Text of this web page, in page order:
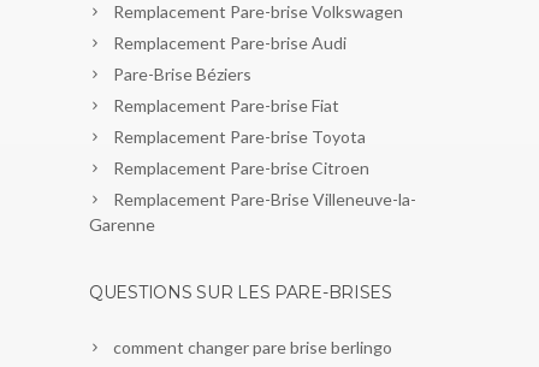
Remplacement Pare-brise Volkswagen
Remplacement Pare-brise Audi
Pare-Brise Béziers
Remplacement Pare-brise Fiat
Remplacement Pare-brise Toyota
Remplacement Pare-brise Citroen
Remplacement Pare-Brise Villeneuve-la-
Garenne
QUESTIONS SUR LES PARE-BRISES
comment changer pare brise berlingo